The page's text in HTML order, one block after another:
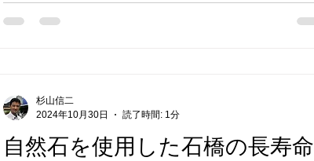
較的安価に補修することが可能です。
自然石を使用した石橋の長寿命
杉山信二
2024年10月30日
読了時間: 1分